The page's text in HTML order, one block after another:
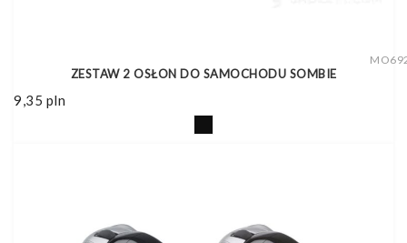
ZESTAW 2 OSŁON DO SAMOCHODU SOMBIE
9,35 pln